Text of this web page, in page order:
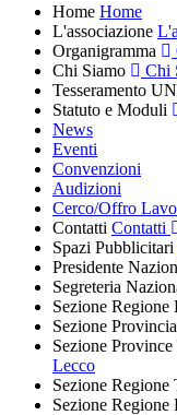
Home Home
L'associazione
Organigramma
Chi Siamo
Chi
Tesseramento
Statuto e Moduli
News
Eventi
Convenzioni
Audizioni
Cerco/Offro
Contatti Contatti
Spazi Pubblicitari
Presidente
Segreteria
Sezione Regione
Sezione
Sezione
Lecco
Sezione Regione
Sezione Regione